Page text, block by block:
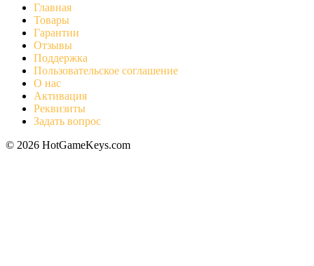
Главная
Товары
Гарантии
Отзывы
Поддержка
Пользовательское соглашение
О нас
Активация
Реквизиты
Задать вопрос
© 2026 HotGameKeys.com